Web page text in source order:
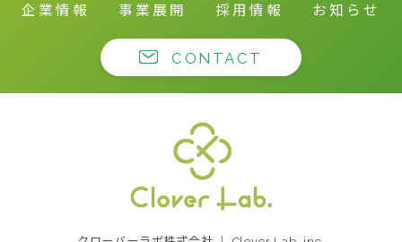
企業情報 事業展開 採用情報 お知らせ
CONTACT